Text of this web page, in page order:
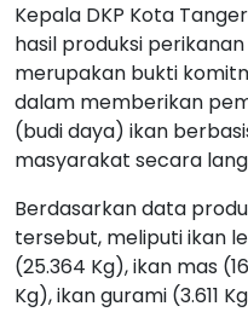
Kepala DKP Kota
hasil produksi
merupakan bukti
dalam memberikan
(budi daya) ikan
masyarakat secara
Berdasarkan data
tersebut, meliputi ikan
(25.364 Kg), ikan mas
Kg), ikan gurami (3.611